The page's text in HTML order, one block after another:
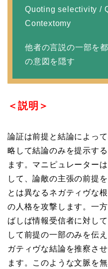
Quoting selectivity /
Contextomy
他者の言説の一部を
の意図を隠す
＜説明＞
論証は前提と結論によっ
略して結論のみを提示す
ます。マニピュレーター
して、論敵の主張の前提
とは異なるネガティヴな
の人格を攻撃します。一
ばしば情報受信者に対し
して前提の一部のみを伝
ガティヴな結論を推察さ
ます。このような文脈を